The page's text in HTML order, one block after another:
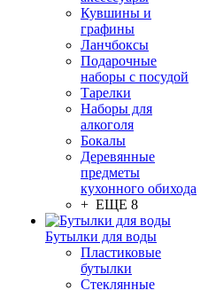
Кувшины и
графины
Ланчбоксы
Подарочные
наборы с посудой
Тарелки
Наборы для
алкоголя
Бокалы
Деревянные
предметы
кухонного обихода
+ ЕЩЕ 8
Бутылки для воды
Пластиковые
бутылки
Стеклянные